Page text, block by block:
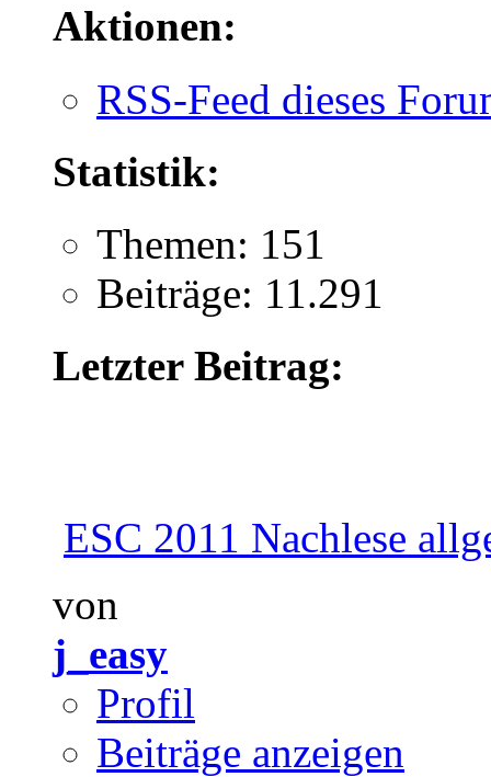
Aktionen:
RSS-Feed dieses
Statistik:
Themen: 151
Beiträge: 11.291
Letzter Beitrag:
ESC 2011 Nachlese
von
j_easy
Profil
Beiträge anzeigen